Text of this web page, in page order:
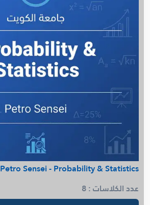
Petro Sensei - Probability & Statistics
عدد الكلاسات : 8